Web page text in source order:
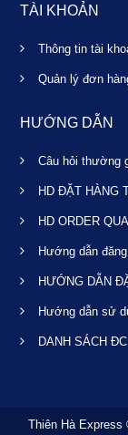
TÀI KHOẢN
Thông tin tài
Quản lý đơn
HƯỚNG DẪN
Câu hỏi thường
HD ĐẶT HÀNG
HD ORDER
Hướng dẫn
HƯỚNG DẪN
Hướng dẫn sử
DANH SÁCH
Thiên Hà Express